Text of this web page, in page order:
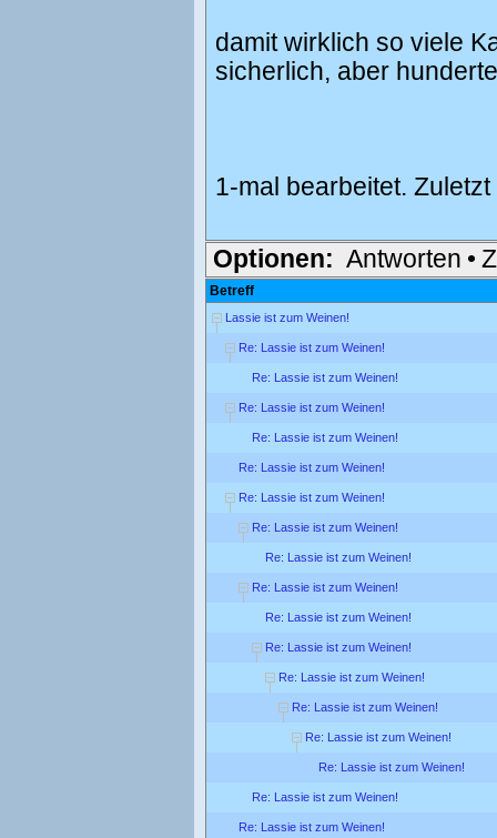
damit wirklich so viele
sicherlich, aber
1-mal bearbeitet.
Optionen: Antworten •
Betreff
Lassie ist zum Weinen!
Re: Lassie ist zum Weinen!
Re: Lassie ist zum Weinen!
Re: Lassie ist zum Weinen!
Re: Lassie ist zum Weinen!
Re: Lassie ist zum Weinen!
Re: Lassie ist zum Weinen!
Re: Lassie ist zum Weinen!
Re: Lassie ist zum Weinen!
Re: Lassie ist zum Weinen!
Re: Lassie ist zum Weinen!
Re: Lassie ist zum Weinen!
Re: Lassie ist zum Weinen!
Re: Lassie ist zum Weinen!
Re: Lassie ist zum Weinen!
Re: Lassie ist zum Weinen!
Re: Lassie ist zum Weinen!
Re: Lassie ist zum Weinen!